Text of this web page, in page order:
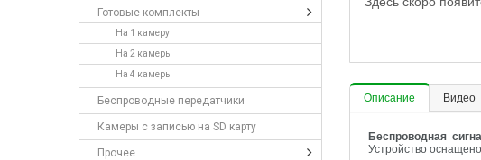
Готовые комплекты
На 1 камеру
На 2 камеры
На 4 камеры
Беспроводные передатчики
Камеры с записью на SD карту
Прочее
Описание Видео
Беспроводная
Устройство